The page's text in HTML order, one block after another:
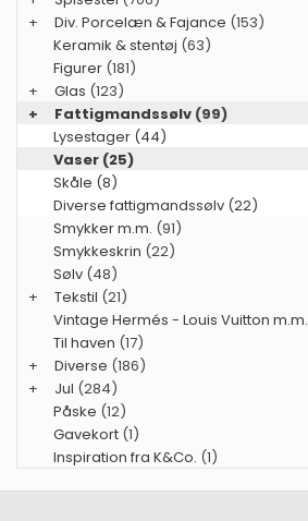
+
Div. Porcelæn & Fajance (153)
Keramik & stentøj (63)
Figurer (181)
+
Glas (123)
+
Fattigmandssølv (99)
Lysestager (44)
Vaser (25)
Skåle (8)
Diverse fattigmandssølv (22)
Smykker m.m. (91)
Smykkeskrin (22)
Sølv (48)
+
Tekstil (21)
Vintage Hermés - Louis Vuitton m.m.
Til haven (17)
+
Diverse (186)
+
Jul (284)
Påske (12)
Gavekort (1)
Inspiration fra K&Co. (1)